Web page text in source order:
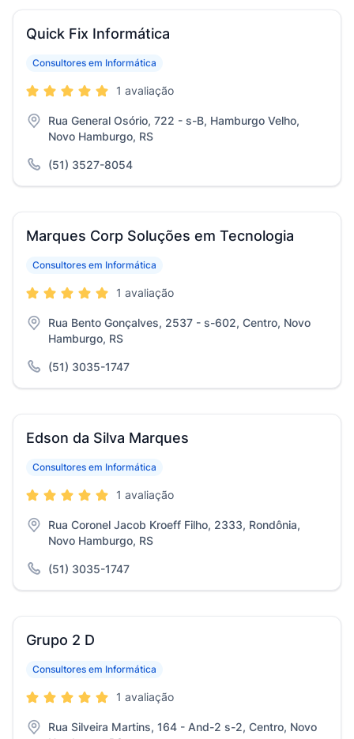
Quick Fix Informática
Consultores em Informática
1 avaliação
Rua General Osório, 722 - s-B, Hamburgo Velho,
Novo Hamburgo, RS
(51) 3527-8054
Marques Corp Soluções em Tecnologia
Consultores em Informática
1 avaliação
Rua Bento Gonçalves, 2537 - s-602, Centro, Novo
Hamburgo, RS
(51) 3035-1747
Edson da Silva Marques
Consultores em Informática
1 avaliação
Rua Coronel Jacob Kroeff Filho, 2333, Rondônia,
Novo Hamburgo, RS
(51) 3035-1747
Grupo 2 D
Consultores em Informática
1 avaliação
Rua Silveira Martins, 164 - And-2 s-2, Centro, Novo